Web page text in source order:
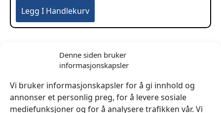
Denne siden bruker
informasjonskapsler
Vi bruker informasjonskapsler for å gi innhold og
annonser et personlig preg, for å levere sosiale
mediefunksjoner og for å analysere trafikken vår. Vi
Legg I Handlekurv